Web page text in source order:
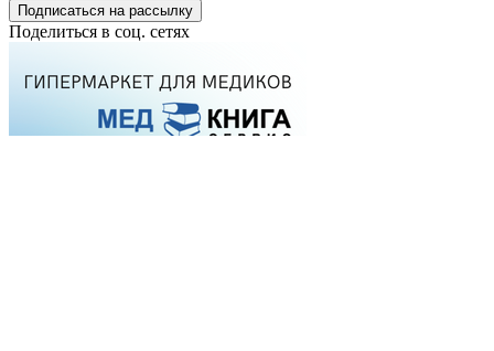
Подписаться на рассылку
Поделиться в соц. сетях